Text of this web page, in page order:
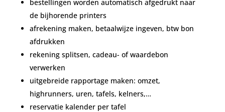
bestellingen worden automatisch afgedrukt naar
de bijhorende printers
afrekening maken, betaalwijze ingeven, btw bon
afdrukken
rekening splitsen, cadeau- of waardebon
verwerken
uitgebreide rapportage maken: omzet,
highrunners, uren, tafels, kelners,…
reservatie kalender per tafel